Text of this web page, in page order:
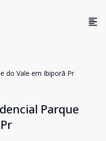
do Vale em Ibiporã Pr
Parque